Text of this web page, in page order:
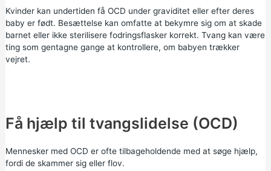
Kvinder kan undertiden få OCD under graviditet eller efter deres
baby er født. Besættelse kan omfatte at bekymre sig om at skade
barnet eller ikke sterilisere fodringsflasker korrekt. Tvang kan være
ting som gentagne gange at kontrollere, om babyen trækker
vejret.
Få hjælp til tvangslidelse (OCD)
Mennesker med OCD er ofte tilbageholdende med at søge hjælp,
fordi de skammer sig eller flov.